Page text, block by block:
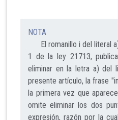
NOTA
El romanillo i del literal
1 de la ley 21713,
eliminar en la letra a) del
presente artículo, la frase
la primera vez que
omite eliminar los dos
expresión, razón por la